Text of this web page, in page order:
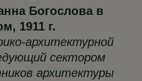
Богослова в
1911 г.
архитектурной
сектором
архитектуры